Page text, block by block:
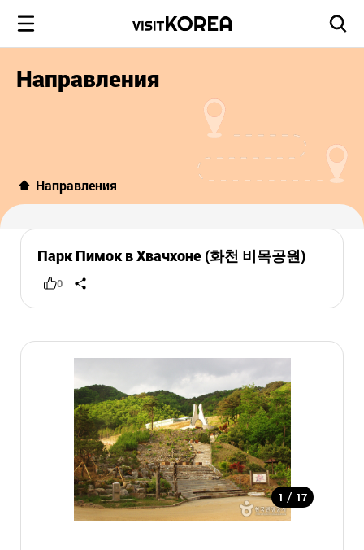
Направления
Направления
Парк Пимок в Хвачхоне (화천 비목공원)
0
1 / 17